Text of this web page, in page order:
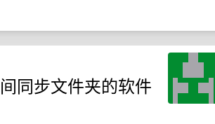
同步文件夹的软件